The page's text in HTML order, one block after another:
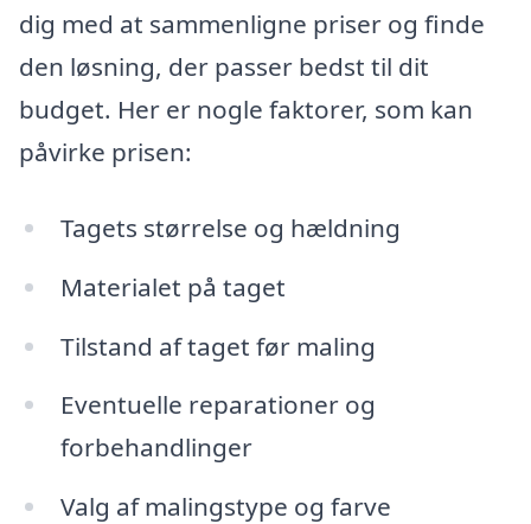
dig med at sammenligne priser og finde
den løsning, der passer bedst til dit
budget. Her er nogle faktorer, som kan
påvirke prisen:
Tagets størrelse og hældning
Materialet på taget
Tilstand af taget før maling
Eventuelle reparationer og
forbehandlinger
Valg af malingstype og farve